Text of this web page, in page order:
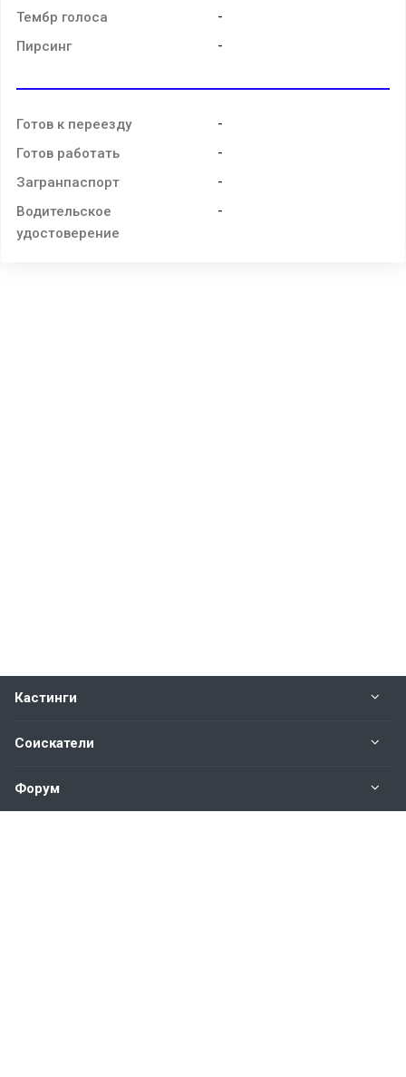
Тембр голоса -
Пирсинг -
Готов к переезду -
Готов работать -
Загранпаспорт -
Водительское
удостоверение
-
Кастинги
Соискатели
Форум